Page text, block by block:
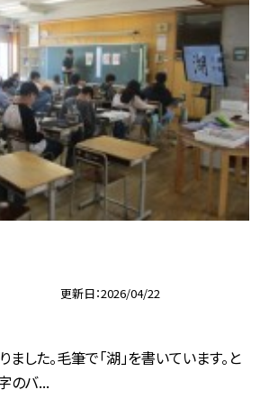
更新日 2026/04/22
した。毛筆で「湖」を書いています。と
のバ...